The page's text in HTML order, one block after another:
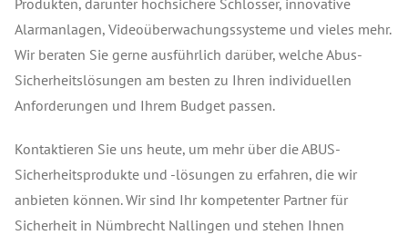
Produkten, darunter hochsichere Schlösser, innovative
Alarmanlagen, Videoüberwachungssysteme und vieles mehr.
Wir beraten Sie gerne ausführlich darüber, welche Abus-
Sicherheitslösungen am besten zu Ihren individuellen
Anforderungen und Ihrem Budget passen.
Kontaktieren Sie uns heute, um mehr über die ABUS-
Sicherheitsprodukte und -lösungen zu erfahren, die wir
anbieten können. Wir sind Ihr kompetenter Partner für
Sicherheit in Nümbrecht Nallingen und stehen Ihnen